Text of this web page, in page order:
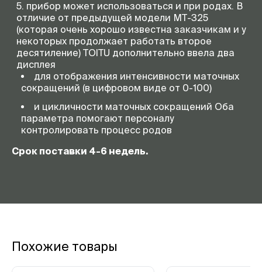
прибор может использоваться и при родах. В
отличие от предыдущей модели МТ-325
(которая очень хорошо известна заказчикам и у
некоторых продолжает работать второе
десятиление) TOITU дополнительно ввела два
дисплея
для отображения интенсивности маточных
сокращений (в цифровом виде от 0-100)
и цикличности маточных сокращений Оба
параметра помогают персоналу
контролировать процесс родов
Срок поставки 4-6 недель.
Похожие товары